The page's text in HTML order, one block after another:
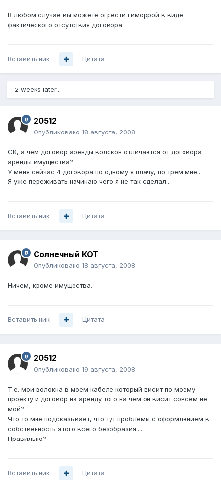
В любом случае вы можете огрести гиморрой в виде
фактического отсутствия договора.
Вставить ник Цитата
2 weeks later...
20512
Опубликовано 18 августа, 2008
СК, а чем договор аренды волокон отличается от договора
аренды имущества?
У меня сейчас 4 договора по одному я плачу, по трем мне...
Я уже переживать начинаю чего я не так сделал...
Вставить ник Цитата
Солнечный КОТ
Опубликовано 18 августа, 2008
Ничем, кроме имущества.
Вставить ник Цитата
20512
Опубликовано 19 августа, 2008
Т.е. мои волокна в моем кабеле который висит по моему
проекту и договор на аренду того на чем он висит совсем не
мой?
Что то мне подсказывает, что тут проблемы с оформлением в
собственность этого всего безобразия....
Правильно?
Вставить ник Цитата